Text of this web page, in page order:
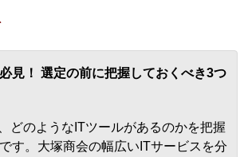
見！ 選定の前に把握しておくべき3つ
どのようなITツールがあるのかを把握
す。大塚商会の幅広いITサービスを分